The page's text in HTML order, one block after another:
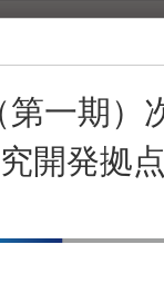
一期）
開発拠